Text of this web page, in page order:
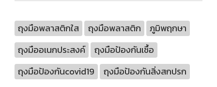
ถุงมือพลาสติกใส ถุงมือพลาสติก
ภูมิพฤกษา
ถุงมืออเนกประสงค์
ถุงมือป้องกันเชื้อ
ถุงมือป้องกันcovid19
ถุงมือป้องกันสิ่งสกปรก